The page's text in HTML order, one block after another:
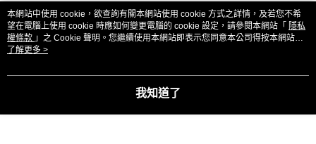
熱門標籤
本網站中使用 cookie，欲查詢有關本網站使用 cookie 方式之詳情，及若您不希
望在電腦上使用 cookie 時應如何變更電腦的 cookie 設定，請參閱本網站「 隱私
權條款 」之 Cookie 聲明。您繼續使用本網站即表示您同意本公司得按本網站使
用條款之 Cookie 聲明使用 cookie。
了解更多 >
我知道了